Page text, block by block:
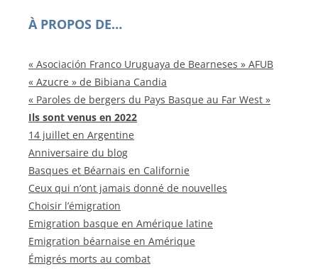
À PROPOS DE…
« Asociación Franco Uruguaya de Bearneses » AFUB
« Azucre » de Bibiana Candia
« Paroles de bergers du Pays Basque au Far West »
Ils sont venus en 2022
14 juillet en Argentine
Anniversaire du blog
Basques et Béarnais en Californie
Ceux qui n’ont jamais donné de nouvelles
Choisir l’émigration
Emigration basque en Amérique latine
Emigration béarnaise en Amérique
Émigrés morts au combat